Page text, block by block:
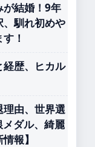
が結婚！9年
馴れ初めや
！
経歴、ヒカル
由、世界選
ダル、綺麗
報】